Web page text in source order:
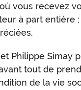
vous recevez
à part entière
et Philippe Simay
tout de
de la vie